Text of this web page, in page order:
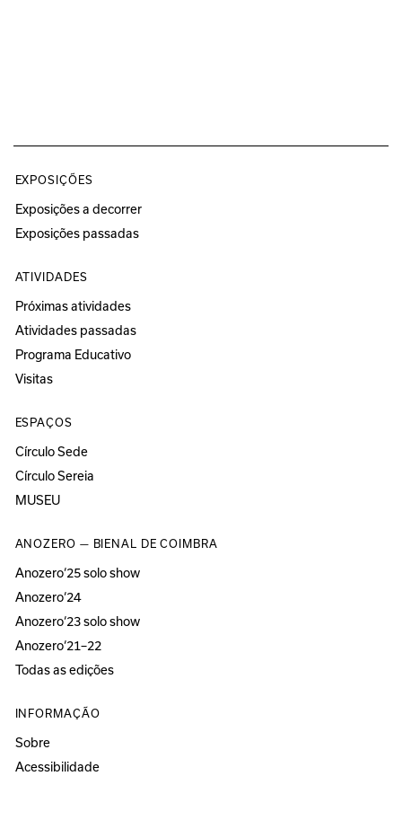
EXPOSIÇÕES
Exposições a decorrer
Exposições passadas
ATIVIDADES
Próximas atividades
Atividades passadas
Programa Educativo
Visitas
ESPAÇOS
Círculo Sede
Círculo Sereia
MUSEU
ANOZERO — BIENAL DE COIMBRA
Anozero‘25 solo show
Anozero‘24
Anozero‘23 solo show
Anozero‘21–22
Todas as edições
INFORMAÇÃO
Sobre
Acessibilidade